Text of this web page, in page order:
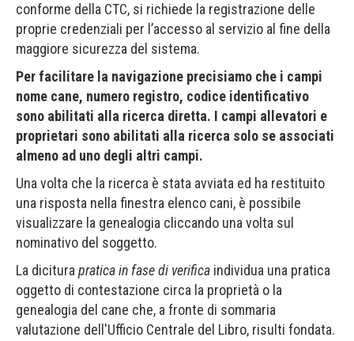
conforme della CTC, si richiede la registrazione delle
proprie credenziali per l’accesso al servizio al fine della
maggiore sicurezza del sistema.
Per facilitare la navigazione precisiamo che i campi
nome cane, numero registro, codice identificativo
sono abilitati alla ricerca diretta. I campi allevatori e
proprietari sono abilitati alla ricerca solo se associati
almeno ad uno degli altri campi.
Una volta che la ricerca è stata avviata ed ha restituito
una risposta nella finestra elenco cani, è possibile
visualizzare la genealogia cliccando una volta sul
nominativo del soggetto.
La dicitura pratica in fase di verifica individua una pratica
oggetto di contestazione circa la proprietà o la
genealogia del cane che, a fronte di sommaria
valutazione dell'Ufficio Centrale del Libro, risulti fondata.